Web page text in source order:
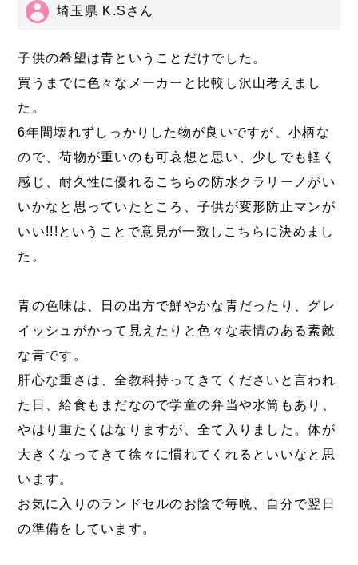
埼玉県 K.Sさん
子供の希望は青ということだけでした。
買うまでに色々なメーカーと比較し沢山考えまし
た。
6年間壊れずしっかりした物が良いですが、小柄な
ので、荷物が重いのも可哀想と思い、少しでも軽く
感じ、耐久性に優れるこちらの防水クラリーノがい
いかなと思っていたところ、子供が変形防止マンが
いい!!!ということで意見が一致しこちらに決めまし
た。
青の色味は、日の出方で鮮やかな青だったり、グレ
イッシュがかって見えたりと色々な表情のある素敵
な青です。
肝心な重さは、全教科持ってきてくださいと言われ
た日、給食もまだなので学童の弁当や水筒もあり、
やはり重たくはなりますが、全て入りました。体が
大きくなってきて徐々に慣れてくれるといいなと思
います。
お気に入りのランドセルのお陰で毎晩、自分で翌日
の準備をしています。